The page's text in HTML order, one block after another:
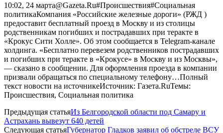
10:02, 24 марта@Gazeta.Ru#Происшествия#Социальная
политикаКомпания «Российские железные дороги» (РЖД )
предоставит бесплатный проезд в Москву и из столицы
родственникам погибших и пострадавших при теракте в
«Крокус Сити Холле». Об этом сообщается в Telegram-канале
холдинга. «Бесплатно перевезем родственников пострадавших
и погибших при теракте в «Крокусе» в Москву и из Москвы»,
— сказано в сообщении. Для оформления проезда в компании
призвали обращаться по специальному телефону…Полный
текст новости на источникеИсточник: Газета.RuТемы:
Происшествия, Социальная политика
Предыдущая статьяИз Белгородской области под Самару и
Астрахань вывезут 640 детей
Следующая статьяГубернатор Гладков заявил об обстреле ВСУ